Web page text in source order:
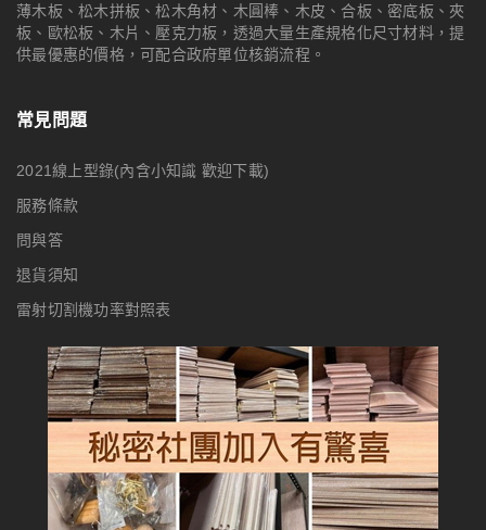
薄木板、松木拼板、松木角材、木圓棒、木皮、合板、密底板、夾
板、歐松板、木片、壓克力板，透過大量生產規格化尺寸材料，提
供最優惠的價格，可配合政府單位核銷流程。
常見問題
2021線上型錄(內含小知識 歡迎下載)
服務條款
問與答
退貨須知
雷射切割機功率對照表